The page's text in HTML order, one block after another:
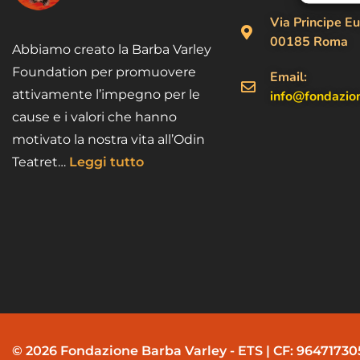
Abbiamo creato la Barba Varley
Foundation per promuovere
attivamente l’impegno per le
cause e i valori che hanno
motivato la nostra vita all’Odin
Teatret… Leggi tutto
Via Principe
00185 Roma
Email:
© 2026 Fondazione Barba Varley - ETS | CF: